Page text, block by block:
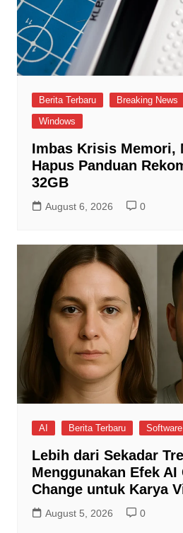
Berita Terbaru Breaking News
Windows
Imbas Krisis Memori,
Hapus Panduan
32GB
August 6, 2026 0
AI Berita Terbaru Software
Lebih dari Sekadar
Menggunakan Efek AI
Change untuk Karya
August 5, 2026 0